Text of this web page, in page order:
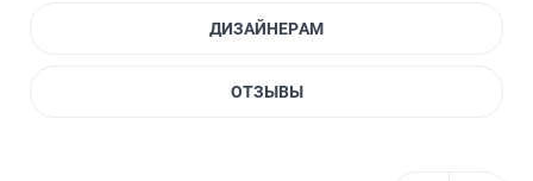
ДИЗАЙНЕРАМ
ОТЗЫВЫ